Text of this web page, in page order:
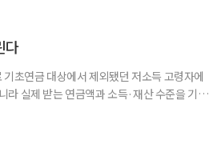
AI와 상담할 수 있으며, 인
다
초연금 대상에서 제외됐던 저소득 고령자에
라 실제 받는 연금액과 소득·재산 수준을 기준